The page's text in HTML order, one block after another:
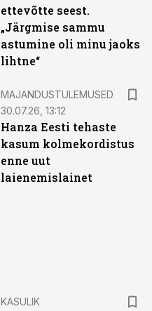
ettevõtte seest.
„Järgmise sammu
astumine oli minu jaoks
lihtne“
MAJANDUSTULEMUSED
30.07.26, 13:12
Hanza Eesti tehaste
kasum kolmekordistus
enne uut
laienemislainet
KASULIK